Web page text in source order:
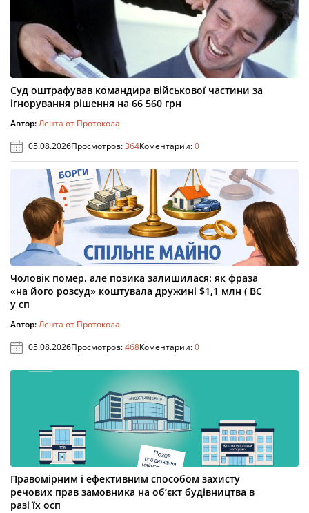
Суд оштрафував командира військової частини за
ігнорування рішення на 66 560 грн
Автор:Лента от Протокола
05.08.2026Просмотров:364Коментарии:0
Чоловік помер, але позика залишилася: як фраза
«на його розсуд» коштувала дружині $1,1 млн ( ВС
у сп
Автор:Лента от Протокола
05.08.2026Просмотров:468Коментарии:0
Правомірним і ефективним способом захисту
речових прав замовника на об’єкт будівництва в
разі їх осп